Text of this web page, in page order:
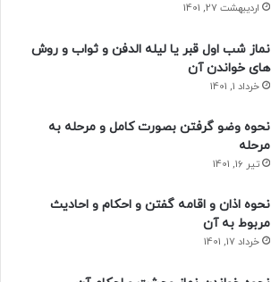
اردیبهشت 27, 1401
نماز شب اول قبر یا لیله الدفن و ثواب و روش
های خواندن آن
خرداد 1, 1401
نحوه وضو گرفتن بصورت کامل و مرحله به
مرحله
تیر 16, 1401
نحوه اذان و اقامه گفتن و احکام و احادیث
مربوط به آن
خرداد 17, 1401